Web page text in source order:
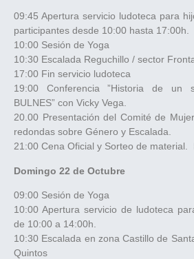
09:45 Apertura servicio ludoteca para
participantes desde 10:00 hasta 17:00h.
10:00 Sesión de Yoga
10:30 Escalada Reguchillo / sector
17:00 Fin servicio ludoteca
19:00 Conferencia ”Historia de un
BULNES” con Vicky Vega.
20.00 Presentación del Comité de
redondas sobre Género y Escalada.
21:00 Cena Oficial y Sorteo de material.
Domingo 22 de Octubre
09:00 Sesión de Yoga
10:00 Apertura servicio de ludoteca
de 10:00 a 14:00h.
10:30 Escalada en zona Castillo de
Quintos